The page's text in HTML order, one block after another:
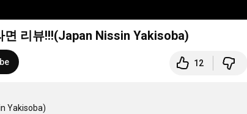
리뷰!!!(Japan Nissin Yakisoba)
12
Yakisoba)